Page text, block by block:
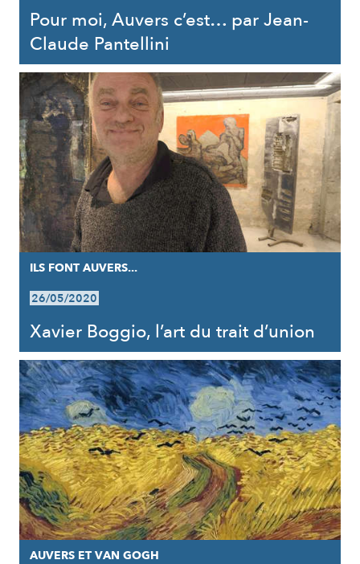
Pour moi, Auvers c’est… par Jean-
Claude Pantellini
ILS FONT AUVERS...
26/05/2020
Xavier Boggio, l’art du trait d’union
AUVERS ET VAN GOGH